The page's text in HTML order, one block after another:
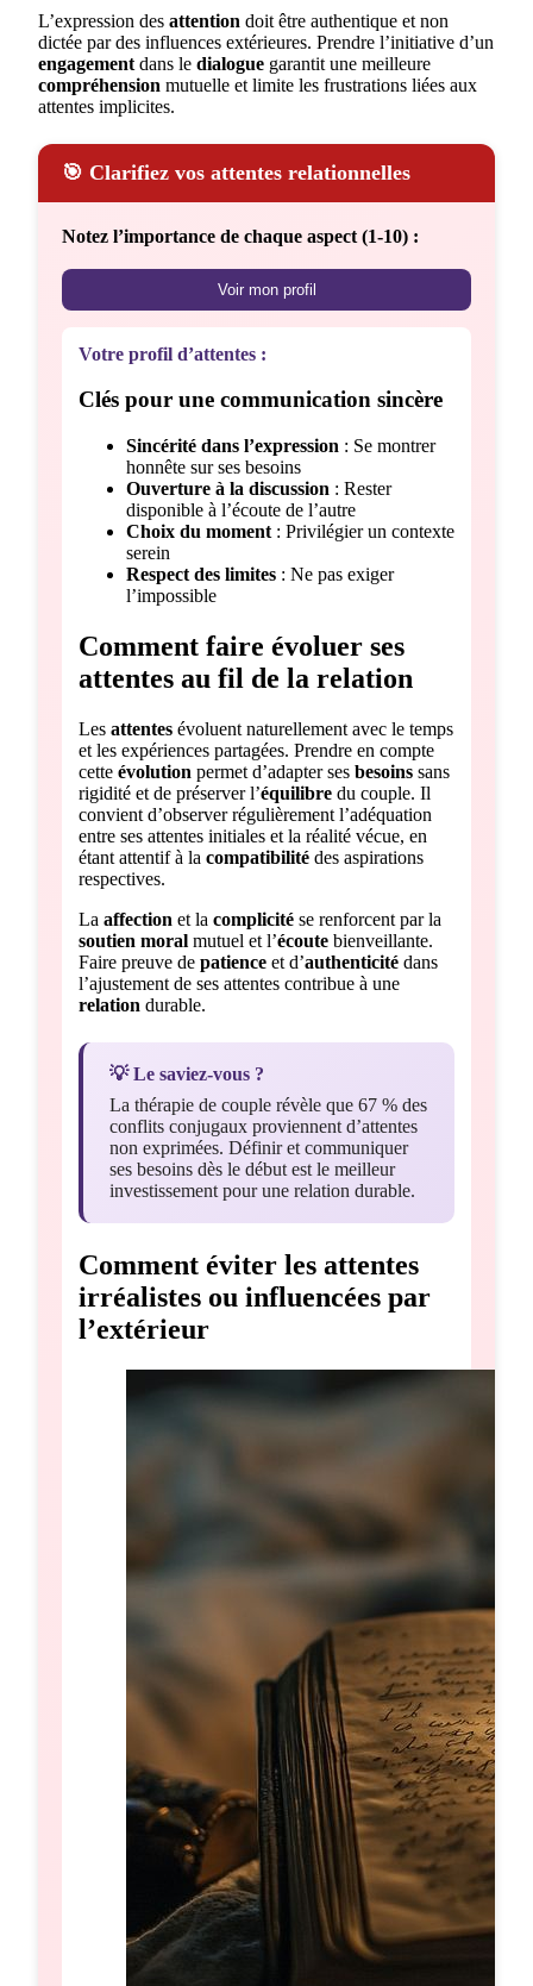
L’expression des attention doit être authentique et non
dictée par des influences extérieures. Prendre l’initiative d’un
engagement dans le dialogue garantit une meilleure
compréhension mutuelle et limite les frustrations liées aux
attentes implicites.
🎯 Clarifiez vos attentes relationnelles
Notez l’importance de chaque aspect (1-10) :
Voir mon profil
Votre profil d’attentes :
Clés pour une communication sincère
Sincérité dans l’expression : Se montrer
honnête sur ses besoins
Ouverture à la discussion : Rester
disponible à l’écoute de l’autre
Choix du moment : Privilégier un contexte
serein
Respect des limites : Ne pas exiger
l’impossible
Comment faire évoluer ses
attentes au fil de la relation
Les attentes évoluent naturellement avec le temps
et les expériences partagées. Prendre en compte
cette évolution permet d’adapter ses besoins sans
rigidité et de préserver l’équilibre du couple. Il
convient d’observer régulièrement l’adéquation
entre ses attentes initiales et la réalité vécue, en
étant attentif à la compatibilité des aspirations
respectives.
La affection et la complicité se renforcent par la
soutien moral mutuel et l’écoute bienveillante.
Faire preuve de patience et d’authenticité dans
l’ajustement de ses attentes contribue à une
relation durable.
💡 Le saviez-vous ?
La thérapie de couple révèle que 67 % des
conflits conjugaux proviennent d’attentes
non exprimées. Définir et communiquer
ses besoins dès le début est le meilleur
investissement pour une relation durable.
Comment éviter les attentes
irréalistes ou influencées par
l’extérieur